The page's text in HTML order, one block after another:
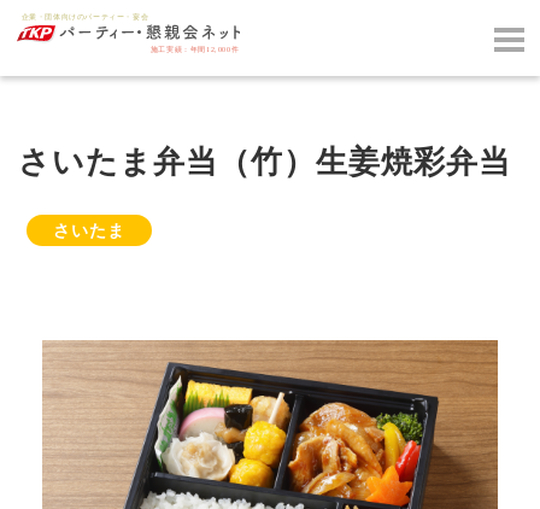
さいたま弁当（竹）生姜焼彩弁当
さいたま